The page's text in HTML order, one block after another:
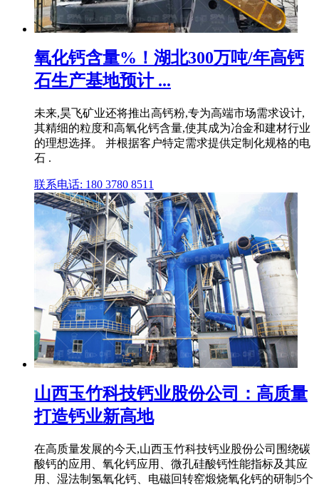
氧化钙含量%！湖北300万吨/年高钙
石生产基地预计 ...
未来,昊飞矿业还将推出高钙粉,专为高端市场需求设计,
其精细的粒度和高氧化钙含量,使其成为冶金和建材行业
的理想选择。 并根据客户特定需求提供定制化规格的电
石 .
联系电话: 180 3780 8511
山西玉竹科技钙业股份公司：高质量
打造钙业新高地
在高质量发展的今天,山西玉竹科技钙业股份公司围绕碳
酸钙的应用、氧化钙应用、微孔硅酸钙性能指标及其应
用、湿法制氢氧化钙、电磁回转窑煅烧氧化钙的研制5个